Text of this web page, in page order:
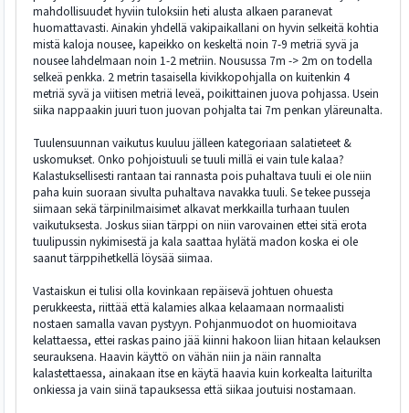
mahdollisuudet hyviin tuloksiin heti alusta alkaen paranevat
huomattavasti. Ainakin yhdellä vakipaikallani on hyvin selkeitä kohtia
mistä kaloja nousee, kapeikko on keskeltä noin 7-9 metriä syvä ja
nousee lahdelmaan noin 1-2 metriin. Nousussa 7m -> 2m on todella
selkeä penkka. 2 metrin tasaisella kivikkopohjalla on kuitenkin 4
metriä syvä ja viitisen metriä leveä, poikittainen juova pohjassa. Usein
siika nappaakin juuri tuon juovan pohjalta tai 7m penkan yläreunalta.
Tuulensuunnan vaikutus kuuluu jälleen kategoriaan salatieteet &
uskomukset. Onko pohjoistuuli se tuuli millä ei vain tule kalaa?
Kalastuksellisesti rantaan tai rannasta pois puhaltava tuuli ei ole niin
paha kuin suoraan sivulta puhaltava navakka tuuli. Se tekee pusseja
siimaan sekä tärpinilmaisimet alkavat merkkailla turhaan tuulen
vaikutuksesta. Joskus siian tärppi on niin varovainen ettei sitä erota
tuulipussin nykimisestä ja kala saattaa hylätä madon koska ei ole
saanut tärppihetkellä löysää siimaa.
Vastaiskun ei tulisi olla kovinkaan repäisevä johtuen ohuesta
perukkeesta, riittää että kalamies alkaa kelaamaan normaalisti
nostaen samalla vavan pystyyn. Pohjanmuodot on huomioitava
kelattaessa, ettei raskas paino jää kiinni hakoon liian hitaan kelauksen
seurauksena. Haavin käyttö on vähän niin ja näin rannalta
kalastettaessa, ainakaan itse en käytä haavia kuin korkealta laiturilta
onkiessa ja vain siinä tapauksessa että siikaa joutuisi nostamaan.